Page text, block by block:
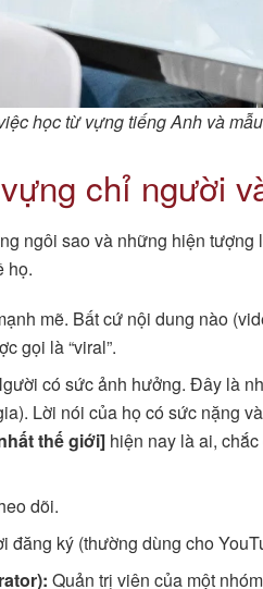
học từ vựng tiếng Anh và
chỉ người
ngôi sao và những hiện
họ.
mẽ. Bất cứ nội dung nào
gọi là “viral”.
có sức ảnh hưởng. Đây là
Lời nói của họ có sức nặng
thế giới] hiện nay là ai,
dõi.
đăng ký (thường dùng cho
Quản trị viên của một